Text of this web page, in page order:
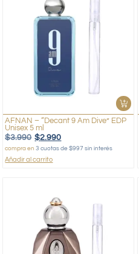
AFNAN – “Decant 9 Am Dive” EDP
Unisex 5 ml
$3.990 $2.990
compra en3 cuotas de $997 sin interés
Añadir al carrito